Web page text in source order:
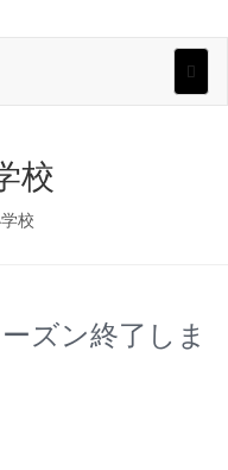
校
校
ズン終了しま